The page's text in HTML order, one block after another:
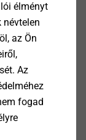
élményt
névtelen
az Ön
Az
fogad